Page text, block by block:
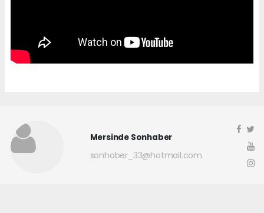
Mersinde Sonhaber
sonhaber_33@hotmail.com